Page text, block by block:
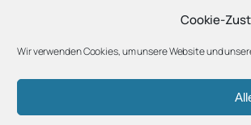
Cookie-
Wir verwenden Cookies, um unsere Website und